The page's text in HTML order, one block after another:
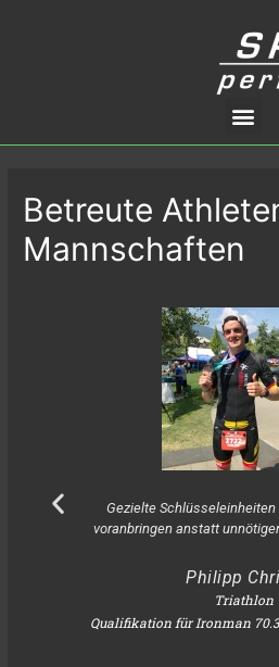
Betreute
Mannschaften
Gezielte
voranbringen anstatt
Philipp
Triathlon
Qualifikation für Ironman